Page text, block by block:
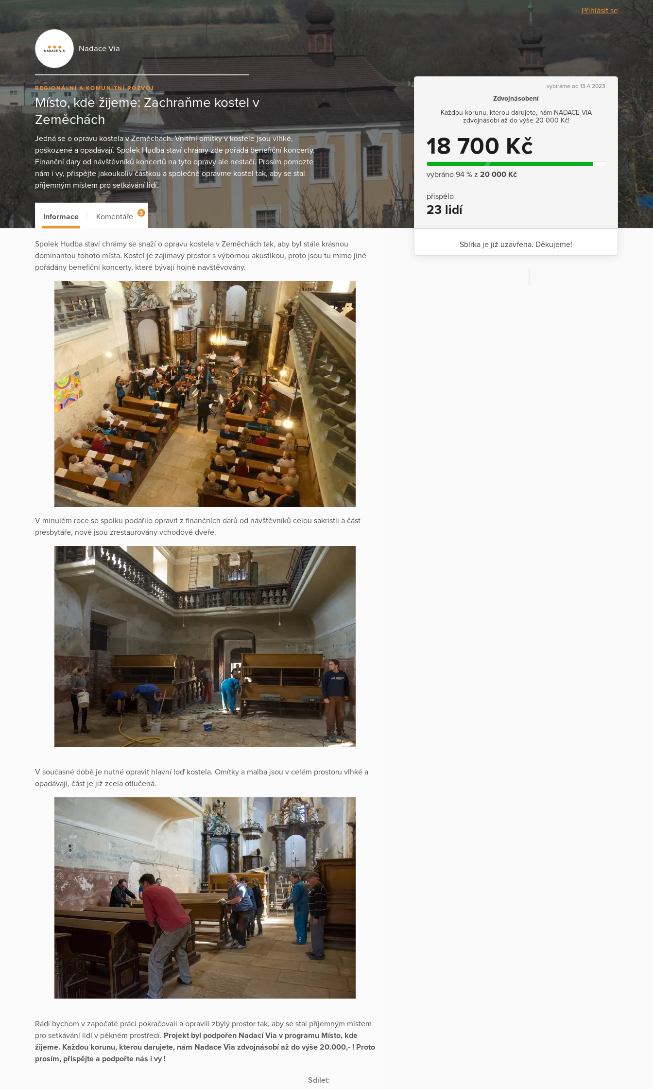
Přihlásit se
Nadace Via
REGIONÁLNÍ A KOMUNITNÍ ROZVOJ
Místo, kde žijeme: Zachraňme kostel v
Zeměchách
Jedná se o opravu kostela v Zeměchách. Vnitřní omítky v kostele jsou vlhké,
poškozené a opadávají. Spolek Hudba staví chrámy zde pořádá benefiční koncerty.
Finanční dary od návštěvníků koncertů na tyto opravy ale nestačí. Prosím pomozte
nám i vy, přispějte jakoukoliv částkou a společně opravme kostel tak, aby se stal
příjemným místem pro setkávání lidí.
vybíráme od 13.4.2023
Zdvojnásobení
Každou korunu, kterou darujete, nám NADACE VIA
zdvojnásobí až do výše 20 000 Kč!
18 700 Kč
vybráno 94 % z 20 000 Kč
přispělo
23 lidí
Sbírka je již uzavřena. Děkujeme!
Informace Komentáře 3
Spolek Hudba staví chrámy se snaží o opravu kostela v Zeměchách tak, aby byl stále krásnou
dominantou tohoto místa. Kostel je zajímavý prostor s výbornou akustikou, proto jsou tu mimo jiné
pořádány benefiční koncerty, které bývají hojně navštěvovány.
V minulém roce se spolku podařilo opravit z finančních darů od návštěvníků celou sakristii a část
presbytáře, nově jsou zrestaurovány vchodové dveře.
V současné době je nutné opravit hlavní loď kostela. Omítky a malba jsou v celém prostoru vlhké a
opadávají, část je již zcela otlučená.
Rádi bychom v započaté práci pokračovali a opravili zbylý prostor tak, aby se stal příjemným místem
pro setkávání lidí v pěkném prostředí. Projekt byl podpořen Nadací Via v programu Místo, kde
žijeme. Každou korunu, kterou darujete, nám Nadace Via zdvojnásobí až do výše 20.000,- ! Proto
prosím, přispějte a podpořte nás i vy !
Sdílet: